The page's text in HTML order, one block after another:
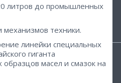
литров до промышленных
техники.
линейки специальных
гиганта
масел и смазок на